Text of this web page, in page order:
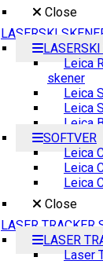
Close
LASERSKI
LASERSKI
Leica
skener
Leica
Leica
Leica
SOFTVER
Leica
Leica
Leica
Close
LASER TRACKER
LASER
Laser